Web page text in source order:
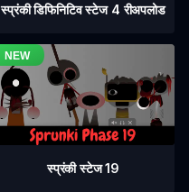
स्प्रंकी डिफिनिटिव स्टेज 4 रीअपलोड
स्प्रंकी स्टेज 19